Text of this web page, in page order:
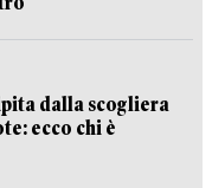
dalla scogliera
ecco chi è